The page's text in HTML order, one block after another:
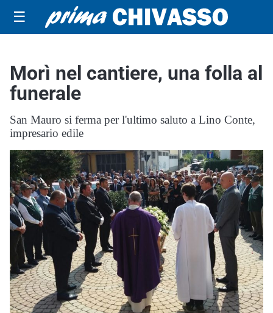
☰
Morì nel cantiere, una folla al
funerale
San Mauro si ferma per l'ultimo saluto a Lino Conte,
impresario edile